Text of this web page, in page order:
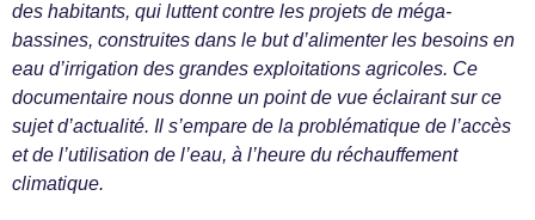
des habitants, qui luttent contre les projets de méga-
bassines, construites dans le but d’alimenter les besoins en
eau d’irrigation des grandes exploitations agricoles. Ce
documentaire nous donne un point de vue éclairant sur ce
sujet d’actualité. Il s’empare de la problématique de l’accès
et de l’utilisation de l’eau, à l’heure du réchauffement
climatique.